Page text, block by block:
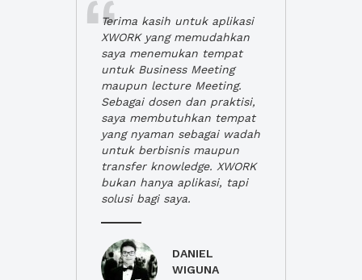
Terima kasih untuk aplikasi
XWORK yang memudahkan
saya menemukan tempat
untuk Business Meeting
maupun lecture Meeting.
Sebagai dosen dan praktisi,
saya membutuhkan tempat
yang nyaman sebagai wadah
untuk berbisnis maupun
transfer knowledge. XWORK
bukan hanya aplikasi, tapi
solusi bagi saya.
DANIEL
WIGUNA